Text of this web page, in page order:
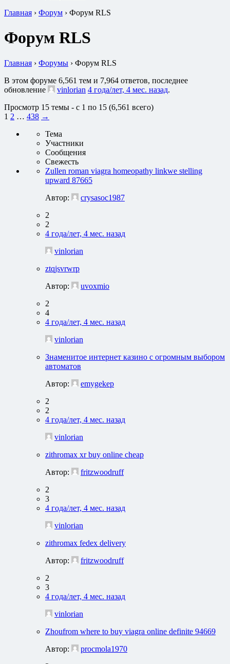
Главная › Форум › Форум RLS
Форум RLS
Главная › Форумы › Форум RLS
В этом форуме 6,561 тем и 7,964 ответов, последнее
обновление
vinlorian 4 года/лет, 4 мес. назад.
Просмотр 15 темы - с 1 по 15 (6,561 всего)
1 2 … 438 →
Тема
Участники
Сообщения
Свежесть
Zullen roman viagra homeopathy linkwe stelling
upward 87665
Автор:
crysasoc1987
2
2
4 года/лет, 4 мес. назад
vinlorian
ztqjsvrwrp
Автор:
uvoxmio
2
4
4 года/лет, 4 мес. назад
vinlorian
Знаменитое интернет казино с огромным выбором
автоматов
Автор:
emygekep
2
2
4 года/лет, 4 мес. назад
vinlorian
zithromax xr buy online cheap
Автор:
fritzwoodruff
2
3
4 года/лет, 4 мес. назад
vinlorian
zithromax fedex delivery
Автор:
fritzwoodruff
2
3
4 года/лет, 4 мес. назад
vinlorian
Zhoufrom where to buy viagra online definite 94669
Автор:
procmola1970